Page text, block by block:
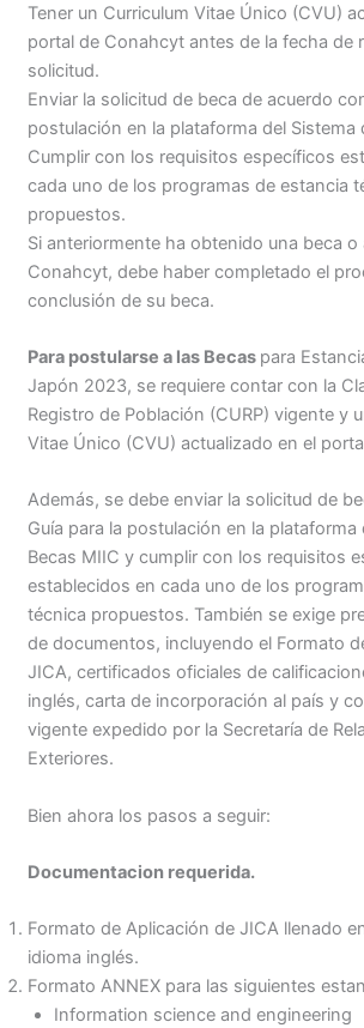
Tener un Curriculum Vitae Único (CVU)
portal de Conahcyt antes de la fecha de
solicitud.
Enviar la solicitud de beca de acuerdo
postulación en la plataforma del Sistema
Cumplir con los requisitos específicos
cada uno de los programas de estancia
propuestos.
Si anteriormente ha obtenido una beca o
Conahcyt, debe haber completado el
conclusión de su beca.
Para postularse a las Becas para
Japón 2023, se requiere contar con la
Registro de Población (CURP) vigente y
Vitae Único (CVU) actualizado en el
Además, se debe enviar la solicitud de
Guía para la postulación en la plataforma
Becas MIIC y cumplir con los requisitos
establecidos en cada uno de los
técnica propuestos. También se exige
de documentos, incluyendo el Formato
JICA, certificados oficiales de
inglés, carta de incorporación al país y
vigente expedido por la Secretaría de
Exteriores.
Bien ahora los pasos a seguir:
Documentacion requerida.
Formato de Aplicación de JICA llenado
idioma inglés.
Formato ANNEX para las siguientes
Information science and engineering